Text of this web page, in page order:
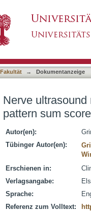
→ Dokumentanzeige
Nerve
pattern sum
Autor(en):
Tübinger Autor(en):
Erschienen in:
Verlagsangabe:
Sprache:
Referenz zum Volltext: